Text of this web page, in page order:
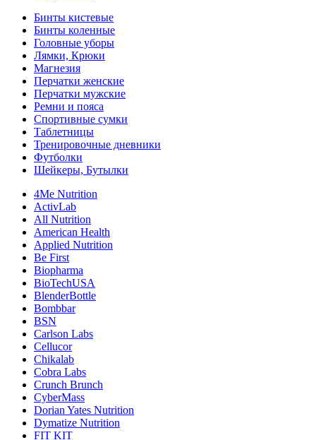
Бинты кистевые
Бинты коленные
Головные уборы
Лямки, Крюки
Магнезия
Перчатки женские
Перчатки мужские
Ремни и пояса
Спортивные сумки
Таблетницы
Тренировочные дневники
Футболки
Шейкеры, Бутылки
4Me Nutrition
ActivLab
All Nutrition
American Health
Applied Nutrition
Be First
Biopharma
BioTechUSA
BlenderBottle
Bombbar
BSN
Carlson Labs
Cellucor
Chikalab
Cobra Labs
Crunch Brunch
CyberMass
Dorian Yates Nutrition
Dymatize Nutrition
FIT KIT